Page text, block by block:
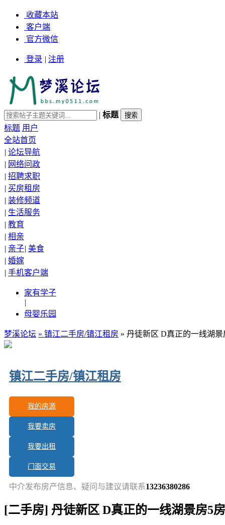
收藏本站
客户端
官方微信
登录 | 注册
| 标题
标题 用户
全站首页
| 论坛导航
| 网络问政
| 招聘求职
| 买房租房
| 装修频道
| 生活服务
| 教育
| 相亲
| 亲子| 美食
| 婚嫁
| 手机客户端
家有学子
|
母婴乐园
梦溪论坛 » 镇江二手房/镇江租房 » 丹徒新区 D真正的一线湖
镇江二手房/镇江租房
更新房源：
中介发布房产信息、疑问与建议请联系13236380286
我的房源
我要卖房
我要出租
门面交易
[二手房] 丹徒新区 D真正的一线湖景房5